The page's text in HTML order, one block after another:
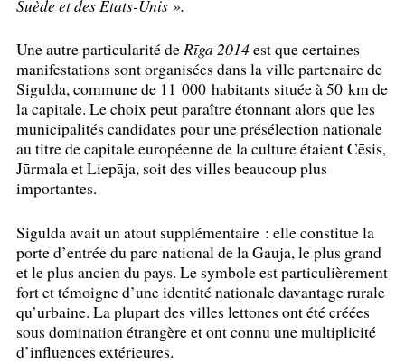
Suède et des Etats-Unis ».
Une autre particularité deRīga 2014est que certaines
manifestations sont organisées dans la ville partenaire de
Sigulda, commune de 11 000 habitants située à 50 km de
la capitale. Le choix peut paraître étonnant alors que les
municipalités candidates pour une présélection nationale
au titre de capitale européenne de la culture étaient Cēsis,
Jūrmala et Liepāja, soit des villes beaucoup plus
importantes.
Sigulda avait un atout supplémentaire : elle constitue la
porte d’entrée du parc national de la Gauja, le plus grand
et le plus ancien du pays. Le symbole est particulièrement
fort et témoigne d’une identité nationale davantage rurale
qu’urbaine. La plupart des villes lettones ont été créées
sous domination étrangère et ont connu une multiplicité
d’influences extérieures.